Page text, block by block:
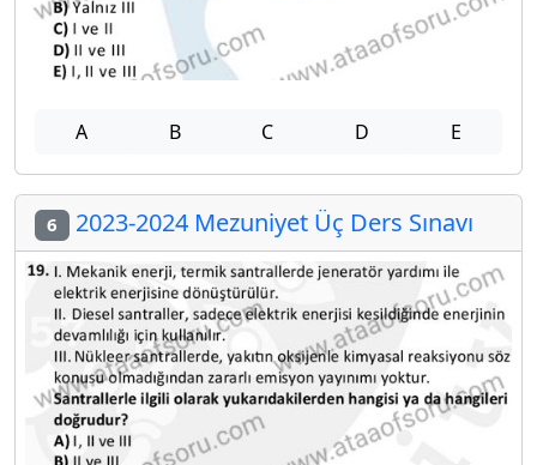
A B C D E
6 2023-2024 Mezuniyet Üç Ders Sınavı